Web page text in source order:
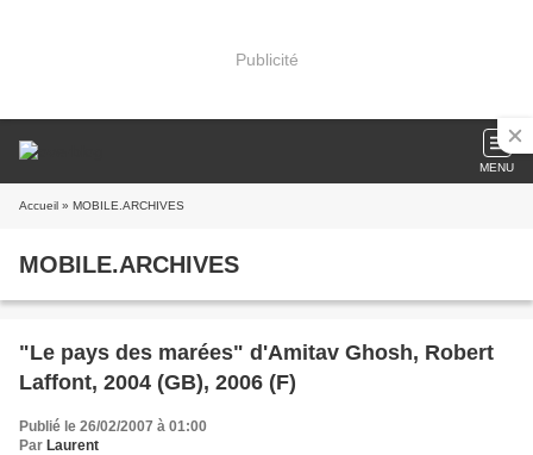
Publicité
MENU
Accueil » MOBILE.ARCHIVES
MOBILE.ARCHIVES
"Le pays des marées" d'Amitav Ghosh, Robert
Laffont, 2004 (GB), 2006 (F)
Publié le 26/02/2007 à 01:00
Par Laurent